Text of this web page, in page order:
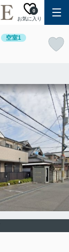
お気に入り
0
空室1